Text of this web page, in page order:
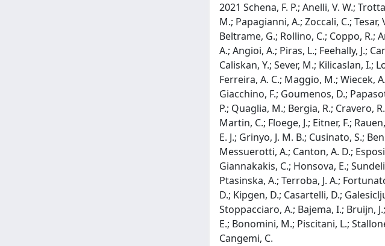
2021 Schena, F. P.; Anelli, V. W.;
M.; Papagianni, A.; Zoccali, C.;
Beltrame, G.; Rollino, C.; Coppo, R.;
A.; Angioi, A.; Piras, L.; Feehally, J.;
Caliskan, Y.; Sever, M.; Kilicaslan, I.;
Ferreira, A. C.; Maggio, M.; Wiecek,
Giacchino, F.; Goumenos, D.;
P.; Quaglia, M.; Bergia, R.; Cravero,
Martin, C.; Floege, J.; Eitner, F.;
E. J.; Grinyo, J. M. B.; Cusinato, S.;
Messuerotti, A.; Canton, A. D.;
Giannakakis, C.; Honsova, E.;
Ptasinska, A.; Terroba, J. A.;
D.; Kipgen, D.; Casartelli, D.;
Stoppacciaro, A.; Bajema, I.; Bruijn,
E.; Bonomini, M.; Piscitani, L.;
Cangemi, C.